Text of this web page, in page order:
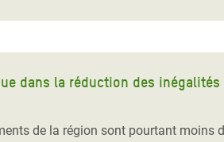
dans la réduction des inégalités
de la région sont pourtant moins